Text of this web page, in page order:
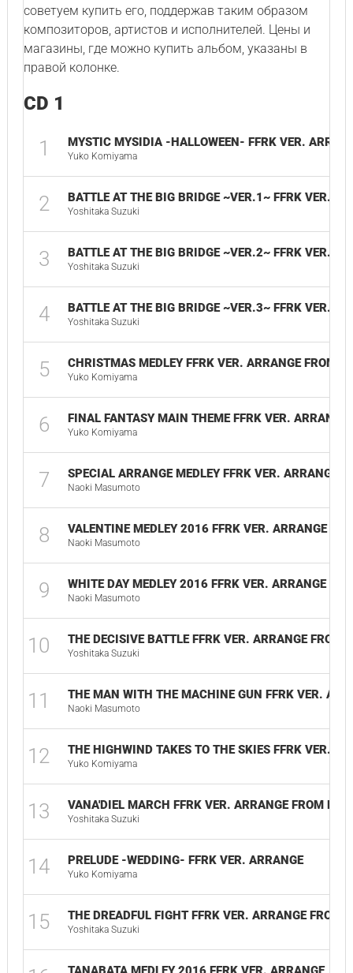
советуем купить его, поддержав таким образом
композиторов, артистов и исполнителей. Цены и
магазины, где можно купить альбом, указаны в
правой колонке.
CD 1
1 MYSTIC MYSIDIA -HALLOWEEN- FFRK VER.
Yuko Komiyama
2 BATTLE AT THE BIG BRIDGE ~VER.1~ FFRK VER.
Yoshitaka Suzuki
3 BATTLE AT THE BIG BRIDGE ~VER.2~ FFRK VER.
Yoshitaka Suzuki
4 BATTLE AT THE BIG BRIDGE ~VER.3~ FFRK VER.
Yoshitaka Suzuki
5 CHRISTMAS MEDLEY FFRK VER. ARRANGE FROM
Yuko Komiyama
6 FINAL FANTASY MAIN THEME FFRK VER. ARRANGE
Yuko Komiyama
7 SPECIAL ARRANGE MEDLEY FFRK VER. ARRANGE
Naoki Masumoto
8 VALENTINE MEDLEY 2016 FFRK VER. ARRANGE
Naoki Masumoto
9 WHITE DAY MEDLEY 2016 FFRK VER. ARRANGE
Naoki Masumoto
10 THE DECISIVE BATTLE FFRK VER. ARRANGE FROM
Yoshitaka Suzuki
11 THE MAN WITH THE MACHINE GUN FFRK VER.
Naoki Masumoto
12 THE HIGHWIND TAKES TO THE SKIES FFRK VER.
Yuko Komiyama
13 VANA'DIEL MARCH FFRK VER. ARRANGE FROM FFXI
Yoshitaka Suzuki
14 PRELUDE -WEDDING- FFRK VER. ARRANGE
Yuko Komiyama
15 THE DREADFUL FIGHT FFRK VER. ARRANGE FROM
Yoshitaka Suzuki